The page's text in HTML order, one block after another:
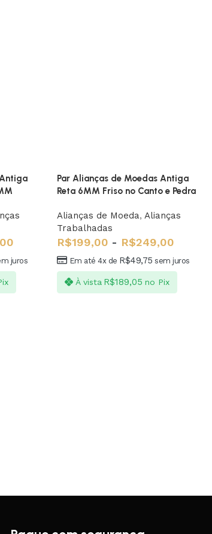
juros
Par Alianças de Moedas Antiga
Reta 6MM Friso no Canto e Pedra
Alianças de Moeda,Alianças
Trabalhadas
R$199,00 - R$249,00
Em até 4x de R$49,75 sem juros
À vista R$189,05 no Pix